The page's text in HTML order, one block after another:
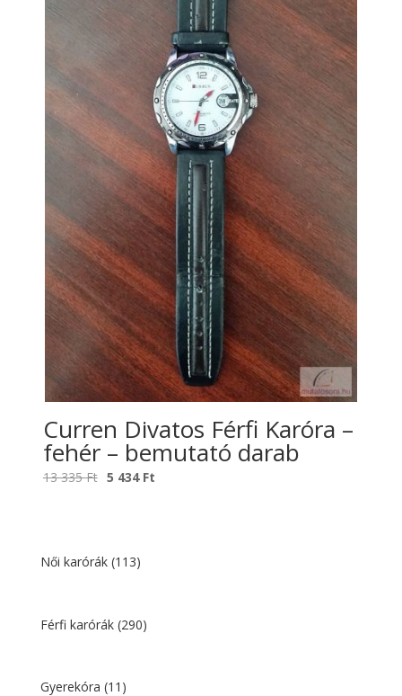
Curren Divatos Férfi Karóra –
fehér – bemutató darab
13 335Ft Original
335 Ft.
5 434 Ft
Női karórák (113)
Férfi karórák (290)
Gyerekóra (11)